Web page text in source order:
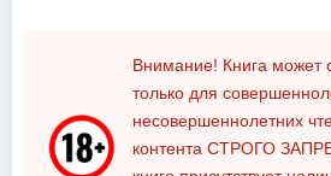
Внимание! Книга может
только для
несовершеннолетних
контента СТРОГО